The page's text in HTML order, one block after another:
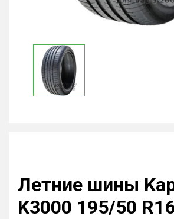
Летние шины
K3000 195/50